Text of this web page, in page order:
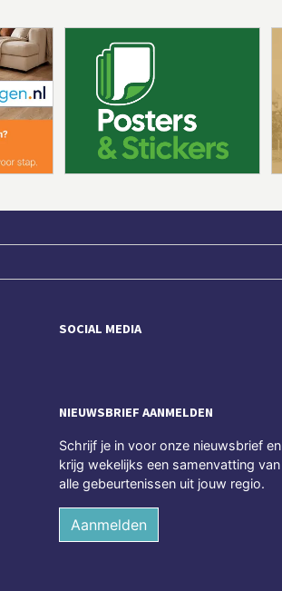
SOCIAL MEDIA
NIEUWSBRIEF AANMELDEN
Schrijf je in voor onze nieuwsbrief en
krijg wekelijks een samenvatting van
alle gebeurtenissen uit jouw regio.
Aanmelden